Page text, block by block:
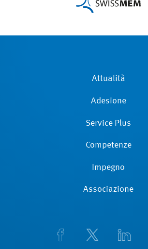
Attualità
Adesione
Service Plus
Competenze
Impegno
Associazione